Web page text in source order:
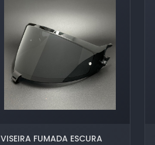
VISEIRA FUMADA ESCURA